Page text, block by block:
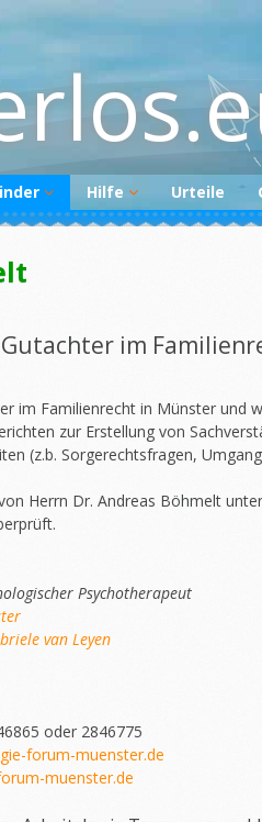
Hilfe
Urteile
im
im Familienrecht in Münster und
zur Erstellung von
(z.b. Sorgerechtsfragen,
Herrn Dr. Andreas Böhmelt
Psychotherapeut
van Leyen
oder 2846775
forum-muenster.de
muenster.de